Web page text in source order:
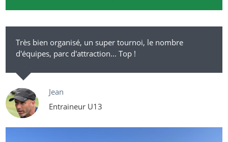
Très bien organisé, un super tournoi, le nombre
d'équipes, parc d'attraction... Top !
Jean
Entraineur U13